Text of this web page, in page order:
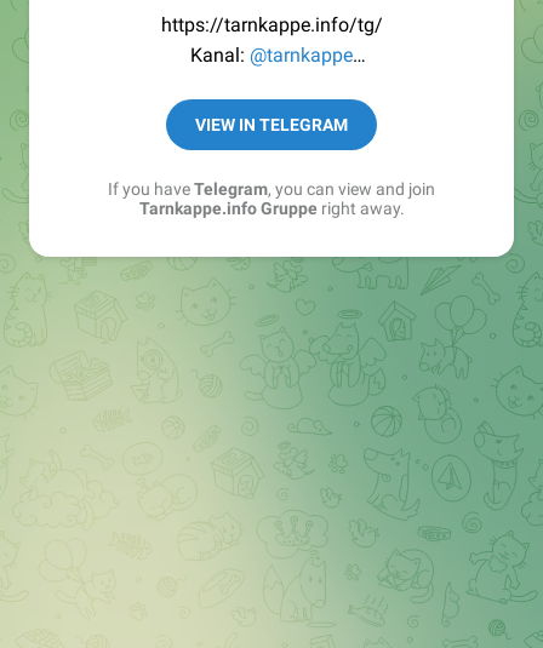
https://tarnkappe.info/tg/
Kanal: @tarnkappe
Best of:@bestoftarnkappe
Kochen: https://t.me/+WSW5F1VcmhliMjk6
VIEW IN TELEGRAM
If you haveTelegram, you can view and join
Tarnkappe.info Grupperight away.